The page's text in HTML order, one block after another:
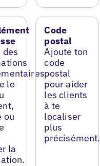
des
le
ou
la
Code
postal
Ajoute ton
code
postal
pour aider
les clients
à te
localiser
plus
précisément.